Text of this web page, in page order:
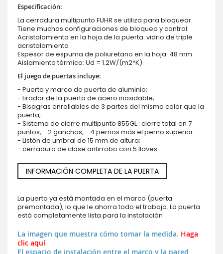
Especificación:
La cerradura multipunto FUHR se utiliza para bloquear.
Tiene muchas configuraciones de bloqueo y control.
Acristalamiento en la hoja de la puerta: vidrio de triple
acristalamiento
Espesor de espuma de poliuretano en la hoja: 48 mm
Aislamiento térmico: Ud = 1.2W/(m2*K)
El juego de puertas incluye:
- Puerta y marco de puerta de aluminio;
- tirador de la puerta de acero inoxidable;
- Bisagras enrollables de 3 partes del mismo color que la
puerta;
- Sistema de cierre multipunto 855GL : cierre total en 7
puntos, - 2 ganchos, - 4 pernos más el perno superior
- Listón de umbral de 15 mm de altura;
- cerradura de clase antirrobo con 5 llaves
INFORMACIÓN COMPLETA DE LA PUERTA
La puerta ya está montada en el marco (puerta
premontada), lo que le ahorra todo el trabajo. La puerta
está completamente lista para la instalación
La imagen que muestra cómo tomar la medida. Haga
clic aquí
El espacio de instalación entre el marco y la pared